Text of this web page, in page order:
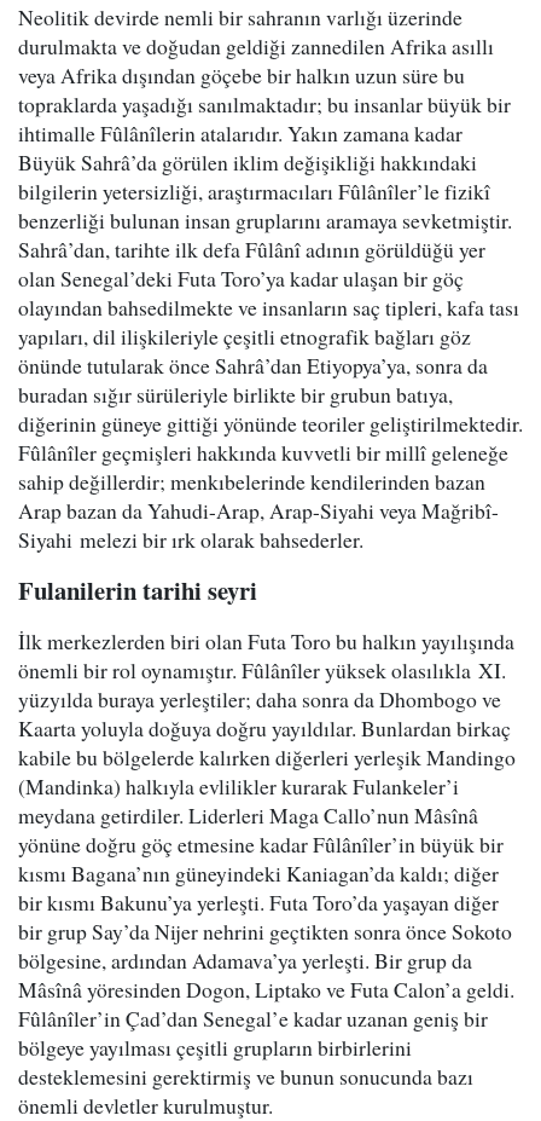
Neolitik devirde nemli bir sahranın varlığı üzerinde
durulmakta ve doğudan geldiği zannedilen Afrika asıllı
veya Afrika dışından göçebe bir halkın uzun süre bu
topraklarda yaşadığı sanılmaktadır; bu insanlar büyük bir
ihtimalle Fûlânîlerin atalarıdır. Yakın zamana kadar
Büyük Sahrâ’da görülen iklim değişikliği hakkındaki
bilgilerin yetersizliği, araştırmacıları Fûlânîler’le fizikî
benzerliği bulunan insan gruplarını aramaya sevketmiştir.
Sahrâ’dan, tarihte ilk defa Fûlânî adının görüldüğü yer
olan Senegal’deki Futa Toro’ya kadar ulaşan bir göç
olayından bahsedilmekte ve insanların saç tipleri, kafa tası
yapıları, dil ilişkileriyle çeşitli etnografik bağları göz
önünde tutularak önce Sahrâ’dan Etiyopya’ya, sonra da
buradan sığır sürüleriyle birlikte bir grubun batıya,
diğerinin güneye gittiği yönünde teoriler geliştirilmektedir.
Fûlânîler geçmişleri hakkında kuvvetli bir millî geleneğe
sahip değillerdir; menkıbelerinde kendilerinden bazan
Arap bazan da Yahudi-Arap, Arap-Siyahi veya Mağribî-
Siyahi melezi bir ırk olarak bahsederler.
Fulanilerin tarihi seyri
İlk merkezlerden biri olan Futa Toro bu halkın yayılışında
önemli bir rol oynamıştır. Fûlânîler yüksek olasılıkla XI.
yüzyılda buraya yerleştiler; daha sonra da Dhombogo ve
Kaarta yoluyla doğuya doğru yayıldılar. Bunlardan birkaç
kabile bu bölgelerde kalırken diğerleri yerleşik Mandingo
(Mandinka) halkıyla evlilikler kurarak Fulankeler’i
meydana getirdiler. Liderleri Maga Callo’nun Mâsînâ
yönüne doğru göç etmesine kadar Fûlânîler’in büyük bir
kısmı Bagana’nın güneyindeki Kaniagan’da kaldı; diğer
bir kısmı Bakunu’ya yerleşti. Futa Toro’da yaşayan diğer
bir grup Say’da Nijer nehrini geçtikten sonra önce Sokoto
bölgesine, ardından Adamava’ya yerleşti. Bir grup da
Mâsînâ yöresinden Dogon, Liptako ve Futa Calon’a geldi.
Fûlânîler’in Çad’dan Senegal’e kadar uzanan geniş bir
bölgeye yayılması çeşitli grupların birbirlerini
desteklemesini gerektirmiş ve bunun sonucunda bazı
önemli devletler kurulmuştur.